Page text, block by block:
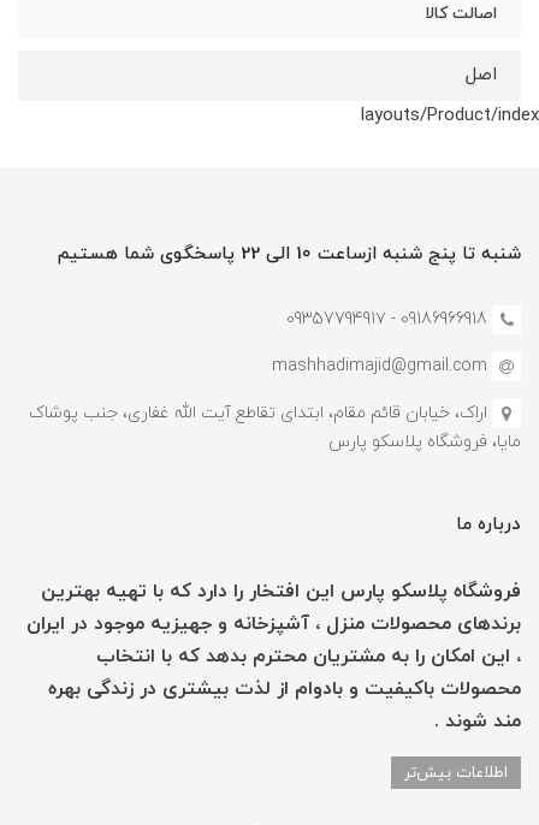
اصالت کالا
اصل
layouts/Product/index
شنبه تا پنج شنبه ازساعت 10 الی 22 پاسخگوی شما هستیم
09186966918 - 0935779491۷
mashhadimajid@gmail.com
اراک، خیابان قائم مقام، ابتدای تقاطع آیت الله غفاری، جنب پوشاک
مایا، فروشگاه پلاسکو پارس
درباره ما
فروشگاه پلاسکو پارس این افتخار را دارد که با تهیه بهترین
برندهای محصولات منزل ، آشپزخانه و جهیزیه موجود در ایران
، این امکان را به مشتریان محترم بدهد که با انتخاب
محصولات باکیفیت و بادوام از لذت بیشتری در زندگی بهره
مند شوند .
اطلاعات بیش‌تر